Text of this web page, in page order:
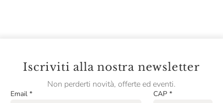
Iscriviti alla nostra newsletter
Non perderti novità, offerte ed eventi.
Email * CAP *